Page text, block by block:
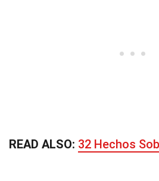
READ ALSO: 32 Hechos